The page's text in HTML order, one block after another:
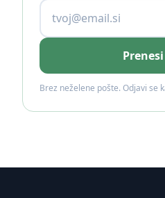
Prenesi
Brez neželene pošte. Odjavi se